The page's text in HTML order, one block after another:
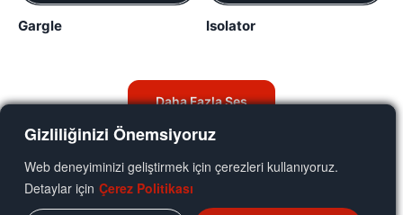
Gizliliğinizi Önemsiyoruz
Web deneyiminizi geliştirmek için çerezleri kullanıyoruz.
Detaylar için Çerez Politikası
Gargle Isolator
Daha Fazla Ses